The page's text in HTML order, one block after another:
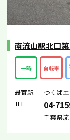
南流山駅北口第
一時 自転車
最寄駅
つくば
TEL
04-
千葉県